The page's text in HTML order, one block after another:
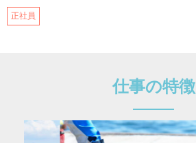
正社員
仕事の特徴